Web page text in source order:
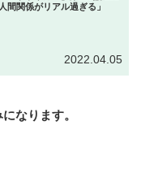
間関係がリアル過ぎる」
2022.04.05
なります。